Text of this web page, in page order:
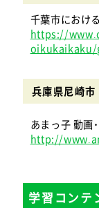
千葉市におけ
https://
兵庫県尼崎市
あまっ子 動画
http://
学習コンテ